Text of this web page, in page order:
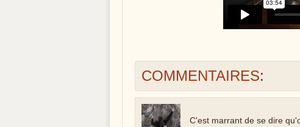
COMMENTAIRES:
C'est marrant de se dire